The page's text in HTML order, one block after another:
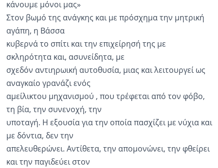
κάνουμε μόνοι μας»
Στον βωμό της ανάγκης και με πρόσχημα την μητρική
αγάπη, η Βάσσα
κυβερνά το σπίτι και την επιχείρησή της με
σκληρότητα και, ασυνείδητα, με
σχεδόν αντιηρωική αυτοθυσία, μιας και λειτουργεί ως
αναγκαίο γρανάζι ενός
αμείλικτου μηχανισμού , που τρέφεται από τον φόβο,
τη βία, την συνενοχή, την
υποταγή. Η εξουσία για την οποία πασχίζει με νύχια και
με δόντια, δεν την
απελευθερώνει. Αντίθετα, την απομονώνει, την φθείρει
και την παγιδεύει στον